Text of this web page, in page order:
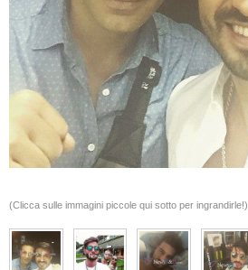
(Clicca sulle immagini piccole qui sotto per ingrandirle!)